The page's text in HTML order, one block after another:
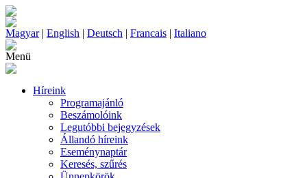
Magyar| English | Deutsch | Francais | Italiano
Menü
Híreink
Programajánló
Beszámolóink
Legutóbbi bejegyzések
Állandó híreink
Eseménynaptár
Keresés, szűrés